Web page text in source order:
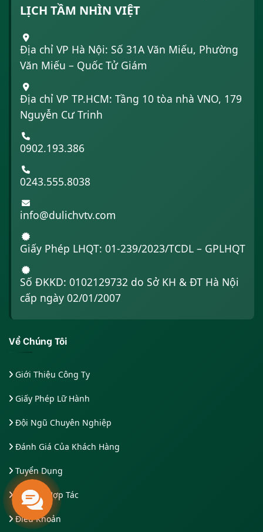
LỊCH TẦM NHÌN VIỆT
Địa chỉ VP Hà Nội: Số 31A Văn Miếu, Phường
Văn Miếu – Quốc Tử Giám
Địa chỉ VP TP.HCM: Tầng 10 tòa nhà VNO, 179
Nguyễn Cư Trinh
0902.193.386
0243.555.8038
info@dulichvtv.com
Giấy Phép LHQT: 01-239/2023/TCDL – GPLHQT
Số ĐKKD: 0102129732 do Sở KH & ĐT Hà Nội
cấp ngày 02/01/2007
Về Chúng Tôi
Giới Thiệu Công Ty
Giấy Phép Lữ Hành
Đội Ngũ Chuyên Nghiệp
Đánh Giá Của Khách Hàng
Tuyển Dụng
Liên Hệ Hợp Tác
Điều Khoản